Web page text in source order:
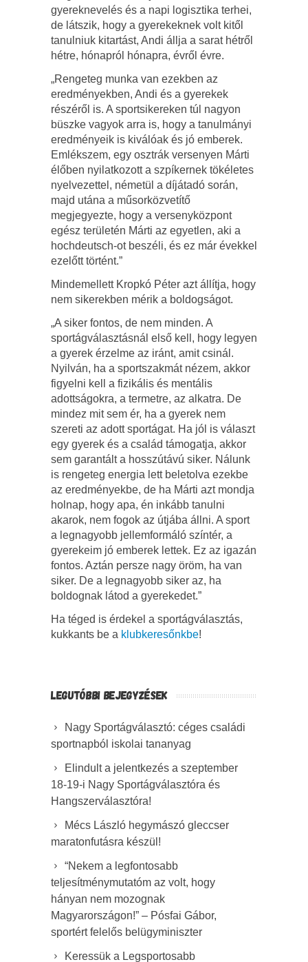
gyereknevelés és a napi logisztika terhei,
de látszik, hogy a gyerekeknek volt kitől
tanulniuk kitartást, Andi állja a sarat hétről
hétre, hónapról hónapra, évről évre.
„Rengeteg munka van ezekben az
eredményekben, Andi és a gyerekek
részéről is. A sportsikereken túl nagyon
büszke vagyok arra is, hogy a tanulmányi
eredményeik is kiválóak és jó emberek.
Emlékszem, egy osztrák versenyen Márti
élőben nyilatkozott a szpíkernek tökéletes
nyelvezettel, németül a díjátadó során,
majd utána a műsorközvetítő
megjegyezte, hogy a versenyközpont
egész területén Márti az egyetlen, aki a
hochdeutsch-ot beszéli, és ez már évekkel
ezelőtt történt.”
Mindemellett Kropkó Péter azt állítja, hogy
nem sikerekben mérik a boldogságot.
„A siker fontos, de nem minden. A
sportágválasztásnál első kell, hogy legyen
a gyerek érzelme az iránt, amit csinál.
Nyilván, ha a sportszakmát nézem, akkor
figyelni kell a fizikális és mentális
adottságokra, a termetre, az alkatra. De
mindez mit sem ér, ha a gyerek nem
szereti az adott sportágat. Ha jól is választ
egy gyerek és a család támogatja, akkor
sem garantált a hosszútávú siker. Nálunk
is rengeteg energia lett beletolva ezekbe
az eredményekbe, de ha Márti azt mondja
holnap, hogy apa, én inkább tanulni
akarok, nem fogok az útjába állni. A sport
a legnagyobb jellemformáló színtér, a
gyerekeim jó emberek lettek. Ez az igazán
fontos. Aztán persze nagy öröm, ha van
siker. De a legnagyobb siker az, ha
boldognak látod a gyerekedet.”
Ha téged is érdekel a sportágválasztás,
kukkants be a klubkeresőnkbe!
LEGUTÓBBI BEJEGYZÉSEK
Nagy Sportágválasztó: céges családi
sportnapból iskolai tananyag
Elindult a jelentkezés a szeptember
18-19-i Nagy Sportágválasztóra és
Hangszerválasztóra!
Mécs László hegymászó gleccser
maratonfutásra készül!
“Nekem a legfontosabb
teljesítménymutatóm az volt, hogy
hányan nem mozognak
Magyarországon!” – Pósfai Gábor,
sportért felelős belügyminiszter
Keressük a Legsportosabb